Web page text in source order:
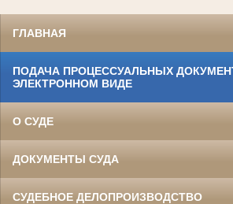
ГЛАВНАЯ
ПОДАЧА ПРОЦЕССУАЛЬНЫХ
ЭЛЕКТРОННОМ ВИДЕ
О СУДЕ
ДОКУМЕНТЫ СУДА
СУДЕБНОЕ ДЕЛОПРОИЗВОДСТВО